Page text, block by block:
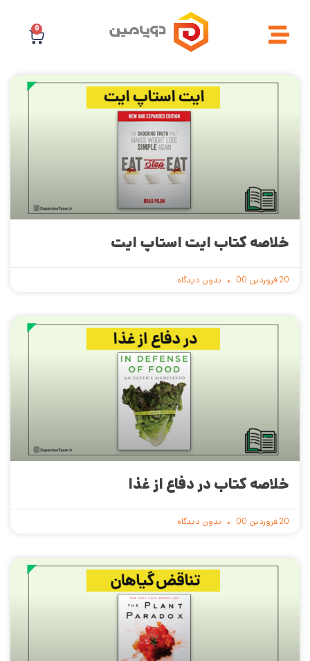
0
خلاصه کتاب ایت استاپ ایت
20 فروردین 00 بدون دیدگاه
خلاصه کتاب در دفاع از غذا
20 فروردین 00 بدون دیدگاه